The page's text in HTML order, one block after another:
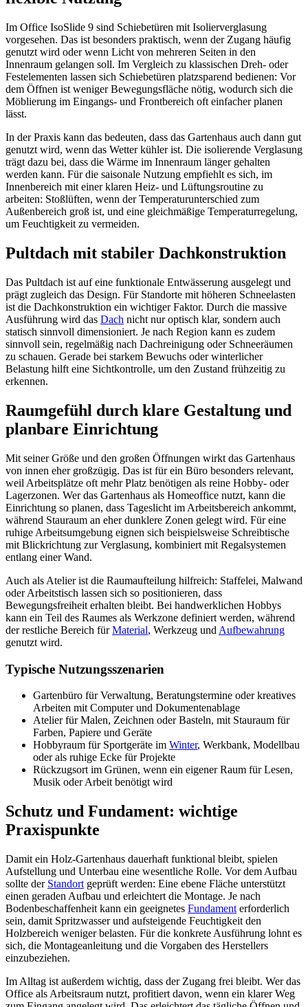
Im Office IsoSlide 9 sind Schiebetüren mit Isolierverglasung
vorgesehen. Das ist besonders praktisch, wenn der Zugang häufig
genutzt wird oder wenn Licht von mehreren Seiten in den
Innenraum gelangen soll. Im Vergleich zu klassischen Dreh- oder
Festelementen lassen sich Schiebetüren platzsparend bedienen: Vor
dem Öffnen ist weniger Bewegungsfläche nötig, wodurch sich die
Möblierung im Eingangs- und Frontbereich oft einfacher planen
lässt.
In der Praxis kann das bedeuten, dass das Gartenhaus auch dann gut
genutzt wird, wenn das Wetter kühler ist. Die isolierende Verglasung
trägt dazu bei, dass die Wärme im Innenraum länger gehalten
werden kann. Für die saisonale Nutzung empfiehlt es sich, im
Innenbereich mit einer klaren Heiz- und Lüftungsroutine zu
arbeiten: Stoßlüften, wenn der Temperaturunterschied zum
Außenbereich groß ist, und eine gleichmäßige Temperaturregelung,
um Feuchtigkeit zu vermeiden.
Pultdach mit stabiler Dachkonstruktion
Das Pultdach ist auf eine funktionale Entwässerung ausgelegt und
prägt zugleich das Design. Für Standorte mit höheren Schneelasten
ist die Dachkonstruktion ein wichtiger Faktor. Durch die massive
Ausführung wird das Dach nicht nur optisch klar, sondern auch
statisch sinnvoll dimensioniert. Je nach Region kann es zudem
sinnvoll sein, regelmäßig nach Dachreinigung oder Schneeräumen
zu schauen. Gerade bei starkem Bewuchs oder winterlicher
Belastung hilft eine Sichtkontrolle, um den Zustand frühzeitig zu
erkennen.
Raumgefühl durch klare Gestaltung und
planbare Einrichtung
Mit seiner Größe und den großen Öffnungen wirkt das Gartenhaus
von innen eher großzügig. Das ist für ein Büro besonders relevant,
weil Arbeitsplätze oft mehr Platz benötigen als reine Hobby- oder
Lagerzonen. Wer das Gartenhaus als Homeoffice nutzt, kann die
Einrichtung so planen, dass Tageslicht im Arbeitsbereich ankommt,
während Stauraum an eher dunklere Zonen gelegt wird. Für eine
ruhige Arbeitsumgebung eignen sich beispielsweise Schreibtische
mit Blickrichtung zur Verglasung, kombiniert mit Regalsystemen
entlang einer Wand.
Auch als Atelier ist die Raumaufteilung hilfreich: Staffelei, Malwand
oder Arbeitstisch lassen sich so positionieren, dass
Bewegungsfreiheit erhalten bleibt. Bei handwerklichen Hobbys
kann ein Teil des Raumes als Werkzone definiert werden, während
der restliche Bereich fürMaterial, Werkzeug und Aufbewahrung
genutzt wird.
Typische Nutzungsszenarien
Gartenbüro für Verwaltung, Beratungstermine oder kreatives
Arbeiten mit Computer und Dokumentenablage
Atelier für Malen, Zeichnen oder Basteln, mit Stauraum für
Farben, Papiere und Geräte
Hobbyraum für Sportgeräte im Winter, Werkbank, Modellbau
oder als ruhige Ecke für Projekte
Rückzugsort im Grünen, wenn ein eigener Raum für Lesen,
Musik oder Arbeit benötigt wird
Schutz und Fundament: wichtige
Praxispunkte
Damit ein Holz-Gartenhaus dauerhaft funktional bleibt, spielen
Aufstellung und Unterbau eine wesentliche Rolle. Vor dem Aufbau
sollte der Standort geprüft werden: Eine ebene Fläche unterstützt
einen geraden Aufbau und erleichtert die Montage. Je nach
Bodenbeschaffenheit kann ein geeignetes Fundament erforderlich
sein, damit Spritzwasser und aufsteigende Feuchtigkeit den
Holzbereich weniger belasten. Für die konkrete Ausführung lohnt es
sich, die Montageanleitung und die Vorgaben des Herstellers
einzubeziehen.
Im Alltag ist außerdem wichtig, dass der Zugang frei bleibt. Wer das
Office als Arbeitsraum nutzt, profitiert davon, wenn ein klarer Weg